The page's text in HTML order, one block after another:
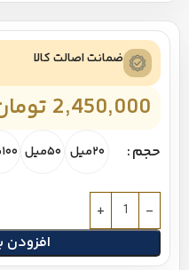
ضمانت اصالت کالا
2,450,000
حجم ۲۰میل ۵۰میل ۱۰۰میل
افزودن